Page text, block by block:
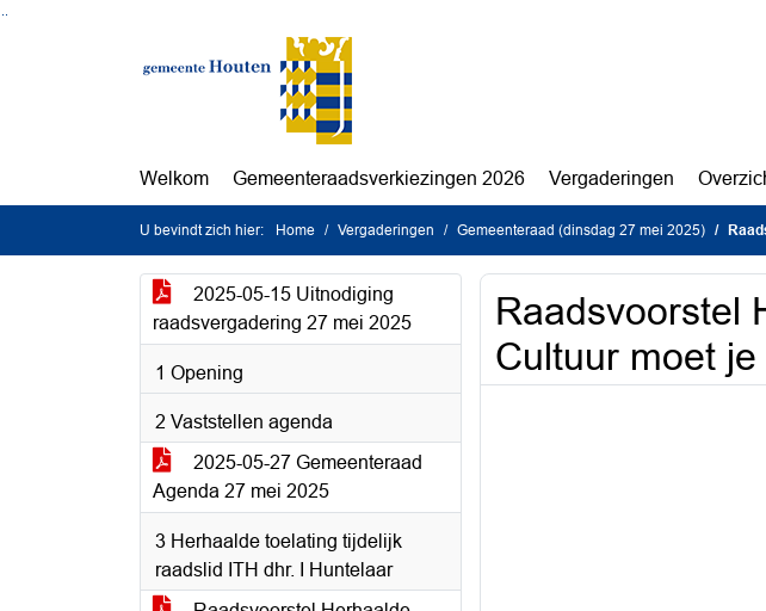
Welkom Gemeenteraadsverkiezingen 2026 Vergaderingen
U bevindt zich hier: Home Vergaderingen Gemeenteraad (dinsdag 27 mei 2025)
2025-05-15 Uitnodiging
raadsvergadering 27 mei 2025
1 Opening
2 Vaststellen agenda
2025-05-27 Gemeenteraad
Agenda 27 mei 2025
3 Herhaalde toelating tijdelijk
raadslid ITH dhr. I Huntelaar
Raadsvoorstel
Cultuur moet je